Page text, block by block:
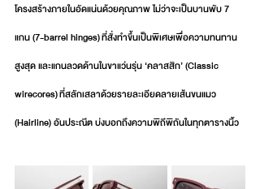
โครงสร้างภายในอัดแน่นด้วยคุณภาพ ไม่ว่าจะเป็นบานพับ 7
แกน (7-barrel hinges) ที่สั่งทำขึ้นเป็นพิเศษเพื่อความทนทาน
สูงสุด และแกนลวดด้านในขาแว่นรุ่น ‘คลาสสิก’ (Classic
wirecores) ที่สลักเสลาด้วยรายละเอียดลายเส้นขนแมว
(Hairline) อันประณีต บ่งบอกถึงความพิถีพิถันในทุกตารางนิ้ว